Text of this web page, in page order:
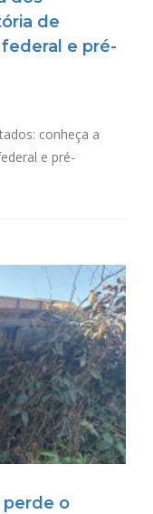
de
e pré-
conheça a
e pré-
perde o